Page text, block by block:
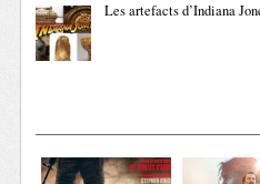
Les artefacts d’Indiana